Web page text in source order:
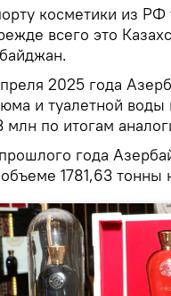
косметики из РФ
всего это
2025 года
и туалетной воды
млн по итогам
года
1781,63